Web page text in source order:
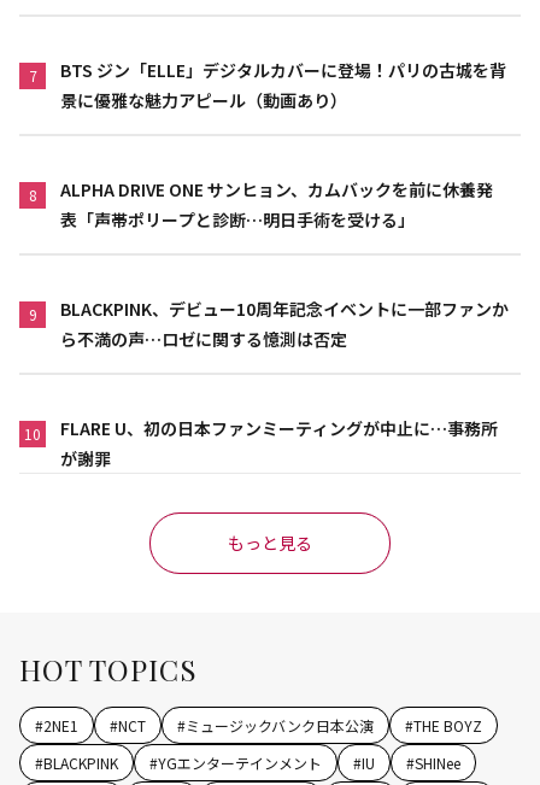
7
BTS ジン「ELLE」デジタルカバーに登場！パリの古城を背
景に優雅な魅力アピール（動画あり）
8
ALPHA DRIVE ONE サンヒョン、カムバックを前に休養発
表「声帯ポリープと診断…明日手術を受ける」
9
BLACKPINK、デビュー10周年記念イベントに一部ファンか
ら不満の声…ロゼに関する憶測は否定
10
FLARE U、初の日本ファンミーティングが中止に…事務所
が謝罪
もっと見る
HOT TOPICS
#2NE1 #NCT #ミュージックバンク日本公演 #THE BOYZ
#BLACKPINK #YGエンターテインメント #IU #SHINee